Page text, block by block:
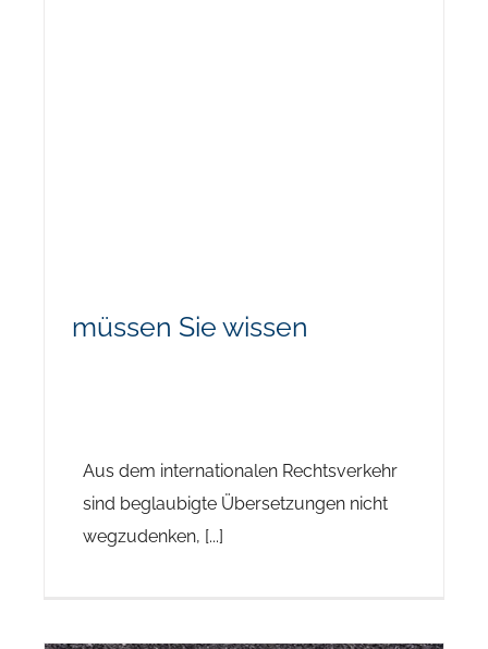
müssen Sie wissen
Aus dem internationalen Rechtsverkehr
sind beglaubigte Übersetzungen nicht
wegzudenken, [...]